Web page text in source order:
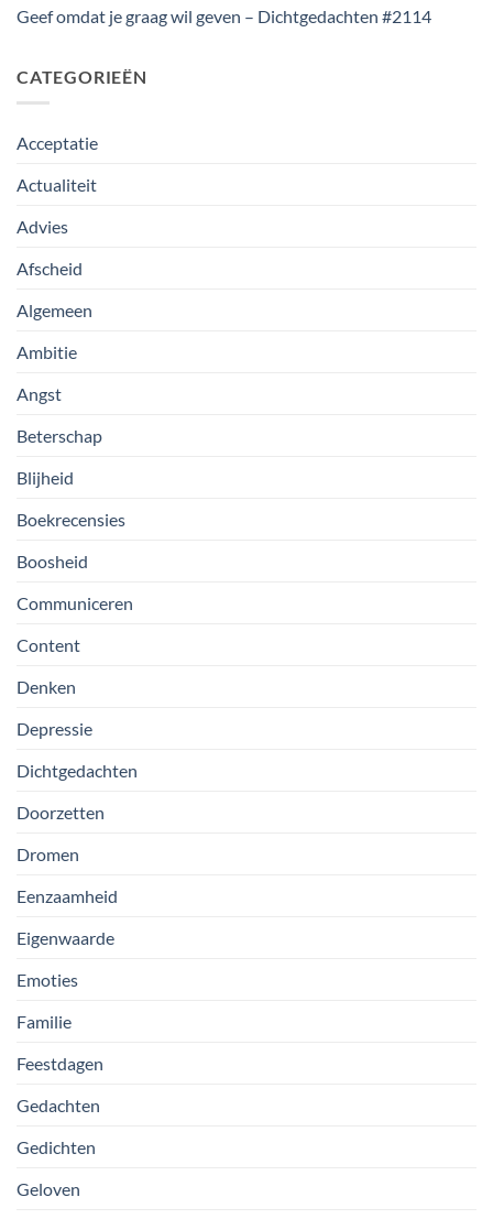
Geef omdat je graag wil geven – Dichtgedachten #2114
CATEGORIEËN
Acceptatie
Actualiteit
Advies
Afscheid
Algemeen
Ambitie
Angst
Beterschap
Blijheid
Boekrecensies
Boosheid
Communiceren
Content
Denken
Depressie
Dichtgedachten
Doorzetten
Dromen
Eenzaamheid
Eigenwaarde
Emoties
Familie
Feestdagen
Gedachten
Gedichten
Geloven